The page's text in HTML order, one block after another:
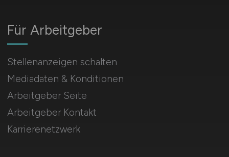
Für Arbeitgeber
Stellenanzeigen schalten
Mediadaten & Konditionen
Arbeitgeber Seite
Arbeitgeber Kontakt
Karrierenetzwerk